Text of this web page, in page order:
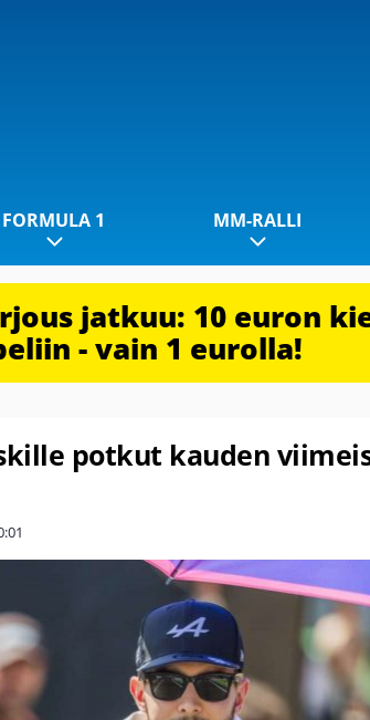
FORMULA 1 MM-RALLI
jatkuu: 10 euron
- vain 1 eurolla!
potkut kauden